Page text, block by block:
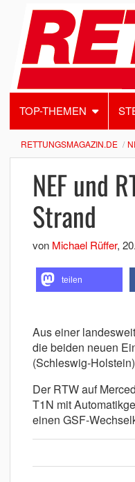
TOP-THEMEN
RETTUNGSMAGAZIN.DE
NEF und
Strand
von Michael Rüffer,
teilen
Aus einer
die beiden neuen
(Schleswig-
Der RTW auf
T1N mit
einen GSF-